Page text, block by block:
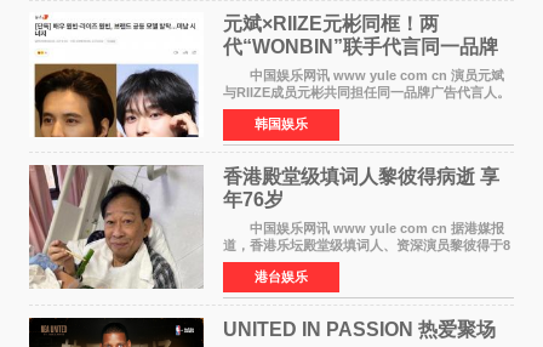
元斌×RIIZE元彬同框！两
代“WONBIN”联手代言同一品牌
颜值天花板合体
中国娱乐网讯 www yule com cn 演员元斌
与RIIZE成员元彬共同担任同一品牌广告代言人。
6日据独家报道，继演员元斌之后，RIIZE元彬最
近也被选为某在线中介平台A公司的共同广告代言
人，两人将作
韩国娱乐
香港殿堂级填词人黎彼得病逝 享
年76岁​
中国娱乐网讯 www yule com cn 据港媒报
道，香港乐坛殿堂级填词人、资深演员黎彼得于8
月5日上午因病离世，终年76岁。好友钟志光透
露，黎彼得今年3月中风后便卧床休养，身体机能
持续衰退，最
港台娱乐
UNITED IN PASSION 热爱聚场